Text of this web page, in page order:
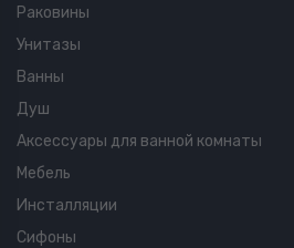
Раковины
Унитазы
Ванны
Душ
Аксессуары для ванной комнаты
Мебель
Инсталляции
Сифоны